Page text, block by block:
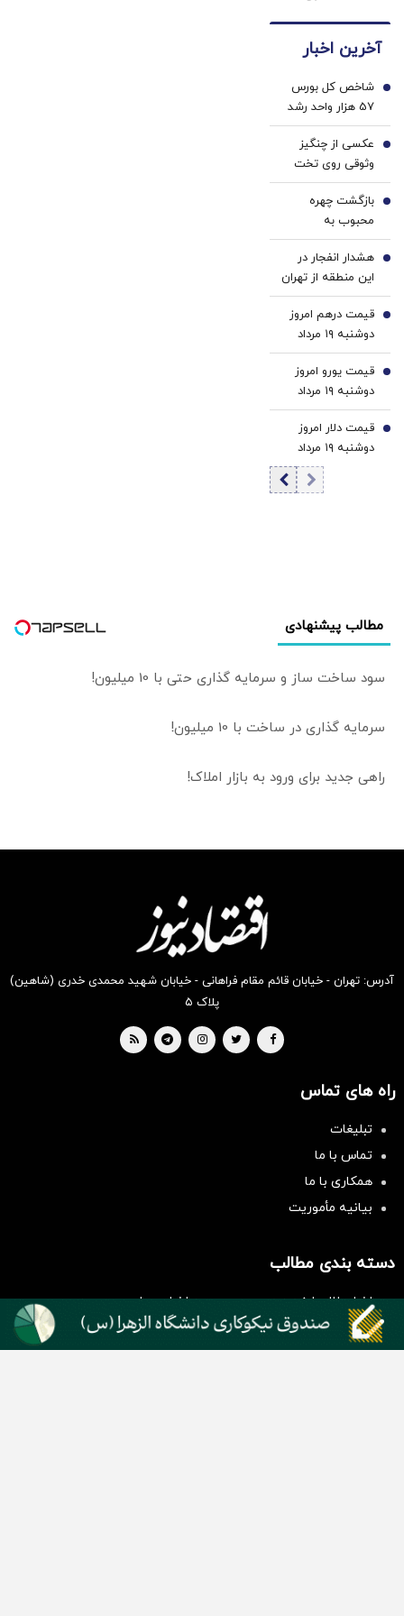
خانگی
کامپوزیت
کن
زیبایی
برگردون
(40%off)
آخرین اخبار
شاخص کل بورس
57 هزار واحد رشد
کرد | افزایش
تدریجی تقاضا پس
از شروع محتاطانه |
ارزش معاملات
امروز هم بالاست
1
عکسی از چنگیز
وثوقی روی تخت
بیمارستان
2
بازگشت چهره
محبوب به
تلویزیون
3
هشدار انفجار در
این منطقه از تهران
4
قیمت درهم امروز
دوشنبه ۱۹ مرداد
۱۴۰۵/ افزایش
قیمت درهم
5
قیمت یورو امروز
دوشنبه ۱۹ مرداد
۱۴۰۵/ کاهش
قیمت یورو
6
قیمت دلار امروز
دوشنبه ۱۹ مرداد
۱۴۰۵/ افزایش
7
مطالب پیشنهادی
سود ساخت ساز و سرمایه گذاری حتی با 10 میلیون!
سرمایه گذاری در ساخت با 10 میلیون!
راهی جدید برای ورود به بازار املاک!
آدرس: تهران - خیابان قائم مقام فراهانی - خیابان شهید محمدی خدری (شاهین)
پلاک ۵
راه های تماس
تبلیغات
تماس با ما
همکاری با ما
بیانیه مأموریت
دسته بندی مطالب
اخبار طلا و ارز
اخبار سیاسی
اخبار بورس
اخبار مسکن
اخبار خودرو
اخبار تکنولوژی